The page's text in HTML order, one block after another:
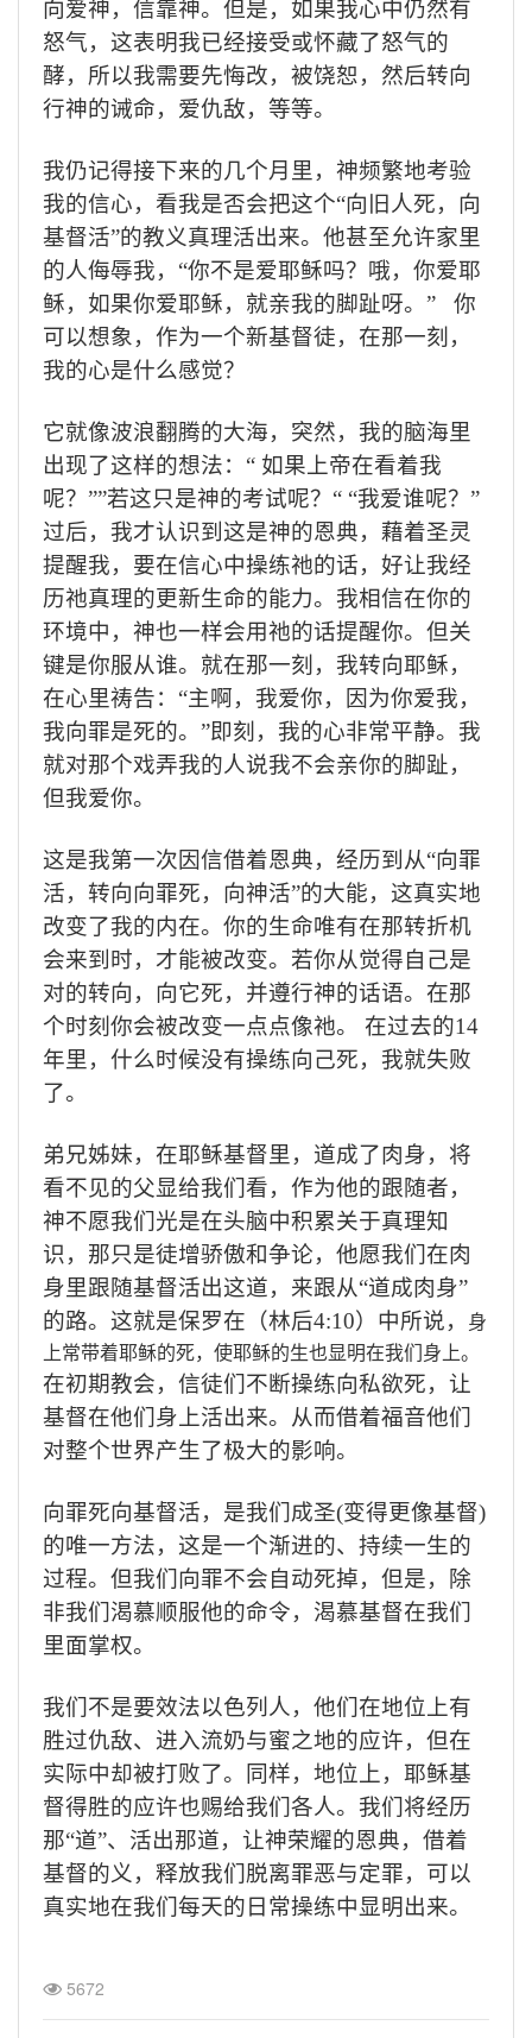
向爱神，信靠神。但是，如果我心中仍然有
怒气，这表明我已经接受或怀藏了怒气的
酵，所以我需要先悔改，被饶恕， 然后转向
行神的诫命，爱仇敌，等等。
我仍记得接下来的几个月里，神频繁地考验
我的信心，看我是否会把这个“向旧人死，向
基督活”的教义真理活出来。他甚至允许家里
的人侮辱我， “你不是爱耶稣吗？哦，你爱耶
稣，如果你爱耶稣，就亲我的脚趾呀。 ”
你
可以想象，作为一个新基督徒，在那一刻，
我的心是什么感觉？
它就像波浪翻腾的大海，突然，我的脑海里
出现了这样的想法： “ 如果上帝在看着我
呢？ ””若这只是神的考试呢？ “ “我爱谁呢？ ”
过后，我才认识到这是神的恩典，藉着圣灵
提醒我，要在信心中操练祂的话，好让我经
历祂真理的更新生命的能力。 我相信在你的
环境中，神也一样会用祂的话提醒你。但关
键是你服从谁。就在那一刻，我转向耶稣，
在心里祷告： “主啊，我爱你，因为你爱我，
我向罪是死的。 ”即刻，我的心非常平静。 我
就对那个戏弄我的人说我不会亲你的脚趾，
但我爱你。
这是我第一次因信借着恩典，经历到从“向罪
活，转向向罪死，向神活”的大能，这真实地
改变了我的内在。 你的生命唯有在那转折机
会来到时，才能被改变。若你从觉得自己是
对的转向，向它死，并遵行神的话语。 在那
个时刻你会被改变一点点像祂。 在过去的14
年里，什么时候没有操练向己死，我就失败
了。
弟兄姊妹，在耶稣基督里，道成了肉身，将
看不见的父显给我们看，作为他的跟随者，
神不愿我们光是在头脑中积累关于真理知
识，那只是徒增骄傲和争论，他愿我们在肉
身里跟随基督活出这道，来跟从“道成肉身”
的路。这就是保罗在（林后4:10）中所说，
身
上常带着耶稣的死，使耶稣的生也显明在我们身上。
在初期教会，信徒们不断操练向私欲死，让
基督在他们身上活出来。从而借着福音他们
对整个世界产生了极大的影响。
向罪死向基督活，是我们成圣(变得更像基督)
的唯一方法，这是一个渐进的、持续一生的
过程。 但我们向罪不会自动死掉， 但是，除
非我们渴慕顺服他的命令，渴慕基督在我们
里面掌权。
我们不是要效法以色列人，他们在地位上有
胜过仇敌、进入流奶与蜜之地的应许，但在
实际中却被打败了。同样，地位上，耶稣基
督得胜的应许也赐给我们各人。我们将经历
那“道”、活出那道，让神荣耀的恩典，借着
基督的义，释放我们脱离罪恶与定罪，可以
真实地在我们每天的日常操练中显明出来。
5672